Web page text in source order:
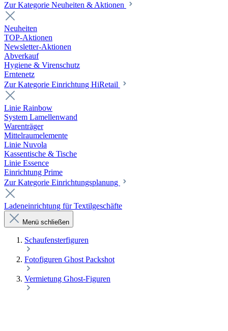
Zur Kategorie Neuheiten & Aktionen
Neuheiten
TOP-Aktionen
Newsletter-Aktionen
Abverkauf
Hygiene & Virenschutz
Erntenetz
Zur Kategorie Einrichtung HiRetail
Linie Rainbow
System Lamellenwand
Warenträger
Mittelraumelemente
Linie Nuvola
Kassentische & Tische
Linie Essence
Einrichtung Prime
Zur Kategorie Einrichtungsplanung
Ladeneinrichtung für Textilgeschäfte
Menü schließen
Schaufenster­figuren
Fotofiguren Ghost Packshot
Vermietung Ghost-Figuren